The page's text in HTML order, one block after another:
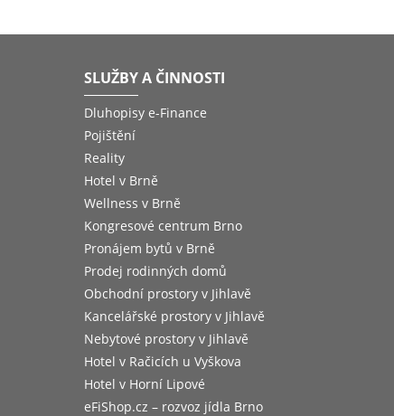
SLUŽBY A ČINNOSTI
Dluhopisy e-Finance
Pojištění
Reality
Hotel v Brně
Wellness v Brně
Kongresové centrum Brno
Pronájem bytů v Brně
Prodej rodinných domů
Obchodní prostory v Jihlavě
Kancelářské prostory v Jihlavě
Nebytové prostory v Jihlavě
Hotel v Račicích u Vyškova
Hotel v Horní Lipové
eFiShop.cz – rozvoz jídla Brno